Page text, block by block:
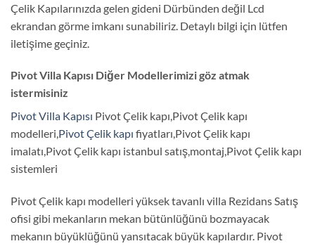
Çelik Kapılarınızda gelen gideni Dürbünden değil Lcd
ekrandan görme imkanı sunabiliriz. Detaylı bilgi için lütfen
iletişime geçiniz.
Pivot Villa Kapısı Diğer Modellerimizi göz atmak
istermisiniz
Pivot Villa Kapısı Pivot Çelik kapı,Pivot Çelik kapı
modelleri,Pivot Çelik kapı fiyatları,Pivot Çelik kapı
imalatı,Pivot Çelik kapı istanbul satış,montaj,Pivot Çelik kapı
sistemleri
Pivot Çelik kapı modelleri yüksek tavanlı villa Rezidans Satış
ofisi gibi mekanların mekan bütünlüğünü bozmayacak
mekanın büyüklüğünü yansıtacak büyük kapılardır. Pivot